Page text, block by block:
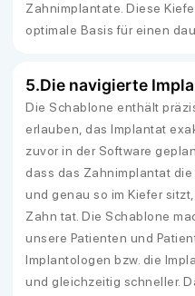
Zahnimplantate. Diese
optimale Basis für einen
5.Die navigierte
Die Schablone enthält
erlauben, das Implantat
zuvor in der Software
dass das Zahnimplantat die
und genau so im Kiefer
Zahn tat. Die Schablone
unsere Patienten und
Implantologen bzw. die
und gleichzeitig schneller.